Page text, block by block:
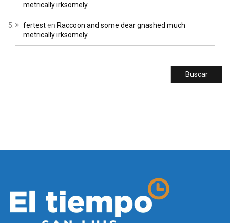
metrically irksomely
fertesten Raccoon and some dear gnashed much
metrically irksomely